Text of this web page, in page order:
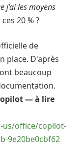
j’ai les moyens
20 % ?
de
place. D'après
beaucoup
— à lire
office/copilot-
9e20be0cbf62